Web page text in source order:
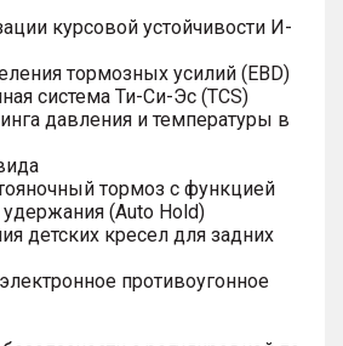
курсовой устойчивости И-
тормозных усилий (EBD)
система Ти-Си-Эс (TCS)
давления и температуры в
тормоз с функцией
(Auto Hold)
детских кресел для задних
противоугонное